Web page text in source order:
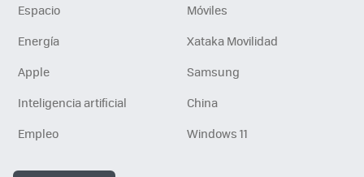
Espacio
Móviles
Energía
Xataka Movilidad
Apple
Samsung
Inteligencia artificial
China
Empleo
Windows 11